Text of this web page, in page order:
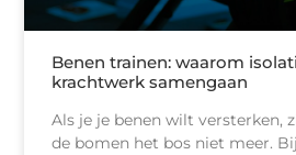
Benen trainen: waarom
krachtwerk samengaan
Als je je benen wilt versterken,
de bomen het bos niet meer.